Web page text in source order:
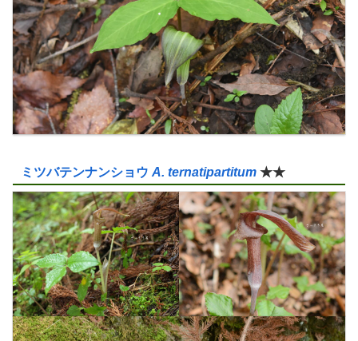
ミツバテンナンショウ A. ternatipartitum ★★